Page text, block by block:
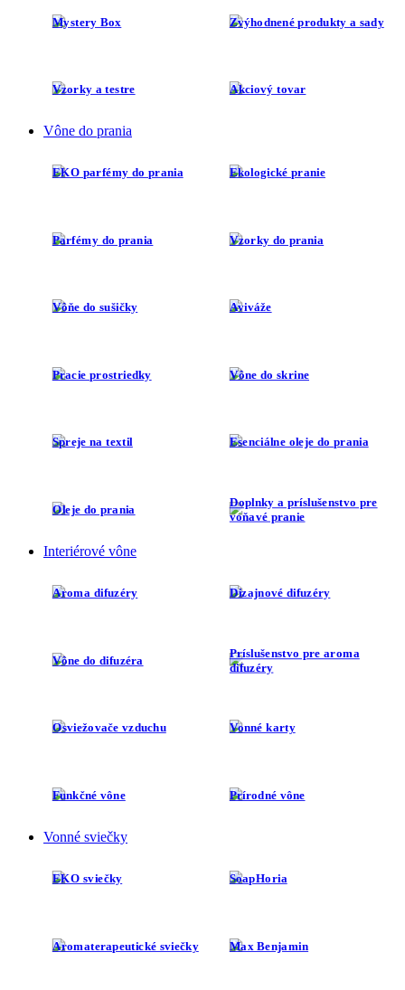
Mystery Box Zvýhodnené produkty a sady
Vzorky a testre Akciový tovar
Vône do prania
EKO parfémy do prania Ekologické pranie
Parfémy do prania Vzorky do prania
Vôňe do sušičky Aviváže
Pracie prostriedky Vône do skrine
Spreje na textil Esenciálne oleje do prania
Oleje do prania
Doplnky a príslušenstvo pre
voňavé pranie
Interiérové vône
Aroma difuzéry Dizajnové difuzéry
Vône do difuzéra
Príslušenstvo pre aroma
difuzéry
Osviežovače vzduchu Vonné karty
Funkčné vône Prírodné vône
Vonné sviečky
EKO sviečky SoapHoria
Aromaterapeutické sviečky Max Benjamin